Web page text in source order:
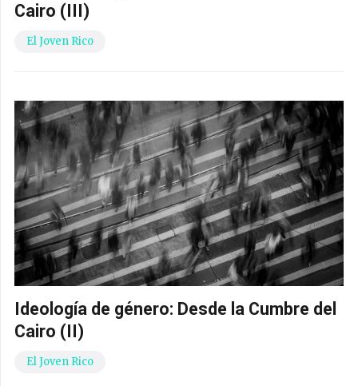
Cairo (III)
El Joven Rico
Ideología de género: Desde la Cumbre del
Cairo (II)
El Joven Rico